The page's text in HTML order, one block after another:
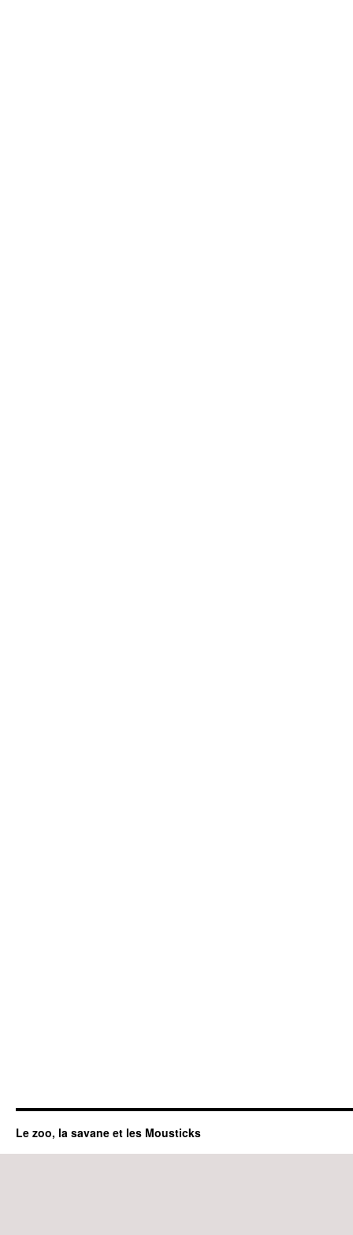
Le zoo, la savane et les Mousticks